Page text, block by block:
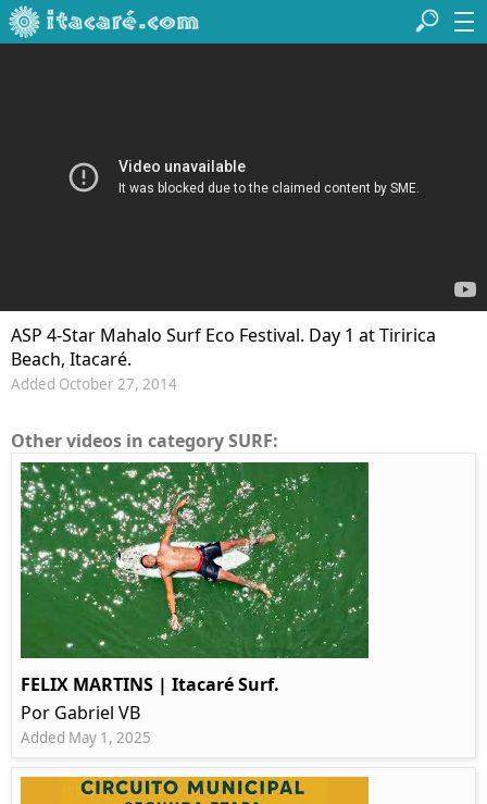
ASP 4-Star Mahalo Surf Eco Festival. Day 1 at Tiririca
Beach, Itacaré.
Added October 27, 2014
Other videos in category SURF:
FELIX MARTINS | Itacaré Surf.
Por Gabriel VB
Added May 1, 2025